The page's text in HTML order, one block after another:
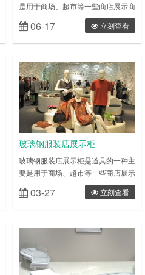
是用于商场、超市等一些商店展示商
品、储藏商品，具有外观个性、功能
强大，而且还要具备广告效应.从而
达更好的营利目的。为品牌提供一个
司店铺最好的展柜。展柜特色主要是
用于商场，超市，专卖店，精品店等
一些商店展示和储藏商品，外观讲究
美观别致，功能强大，而且具备明显
的广告效应以达到更好的赢利目的，
为品牌产……
06-17 立刻查看
玻璃钢服装店展示柜
玻璃钢服装店展示柜是道具的一种主
要是用于商场、超市等一些商店展示
商品、储藏商品，具有外观个性、功
能强大，而且还要具备广告效应.从
而达更好的营利目的。为品牌提供一
公司店铺最好的展柜。展柜特色主要
是用于商场，超市，专卖店，精品店
等一些商店展示和储藏商品，外观讲
究美观别致，功能强大，而且具备明
03-27 立刻查看